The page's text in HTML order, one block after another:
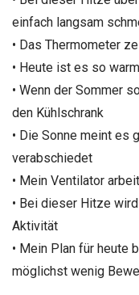
einfach langsam
• Das Thermometer
• Heute ist es so
• Wenn der Sommer
den Kühlschrank
• Die Sonne meint es
verabschiedet
• Mein Ventilator
• Bei dieser Hitze
Aktivität
• Mein Plan für heute
möglichst wenig